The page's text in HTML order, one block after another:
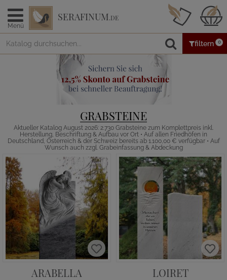
Menü
SERAFINUM.DE
filtern 0
GRABSTEINE
Aktueller Katalog August 2026: 2.730 Grabsteine zum Komplettpreis inkl.
Herstellung, Beschriftung & Aufbau vor Ort • Auf allen Friedhöfen in
Deutschland, Österreich & der Schweiz bereits ab 1.100,00 € verfügbar • Auf
Wunsch auch zzgl. Grabeinfassung & Abdeckung
ARABELLA LOIRET